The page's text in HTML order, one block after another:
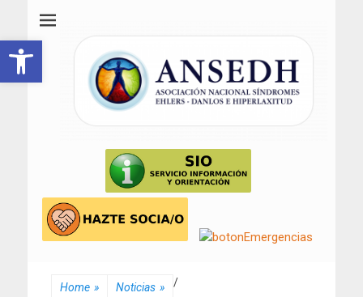
Abrir barra de herramientas
Home » Noticias » /